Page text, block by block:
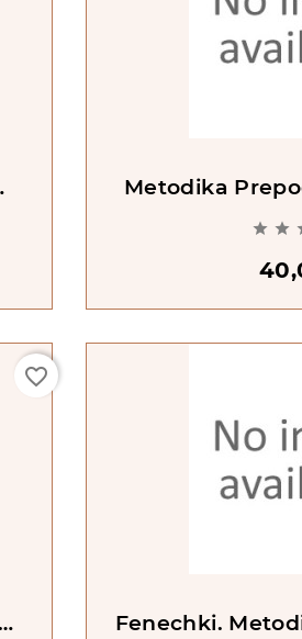
Metodika
To
 
favorite_border
Fenechki.